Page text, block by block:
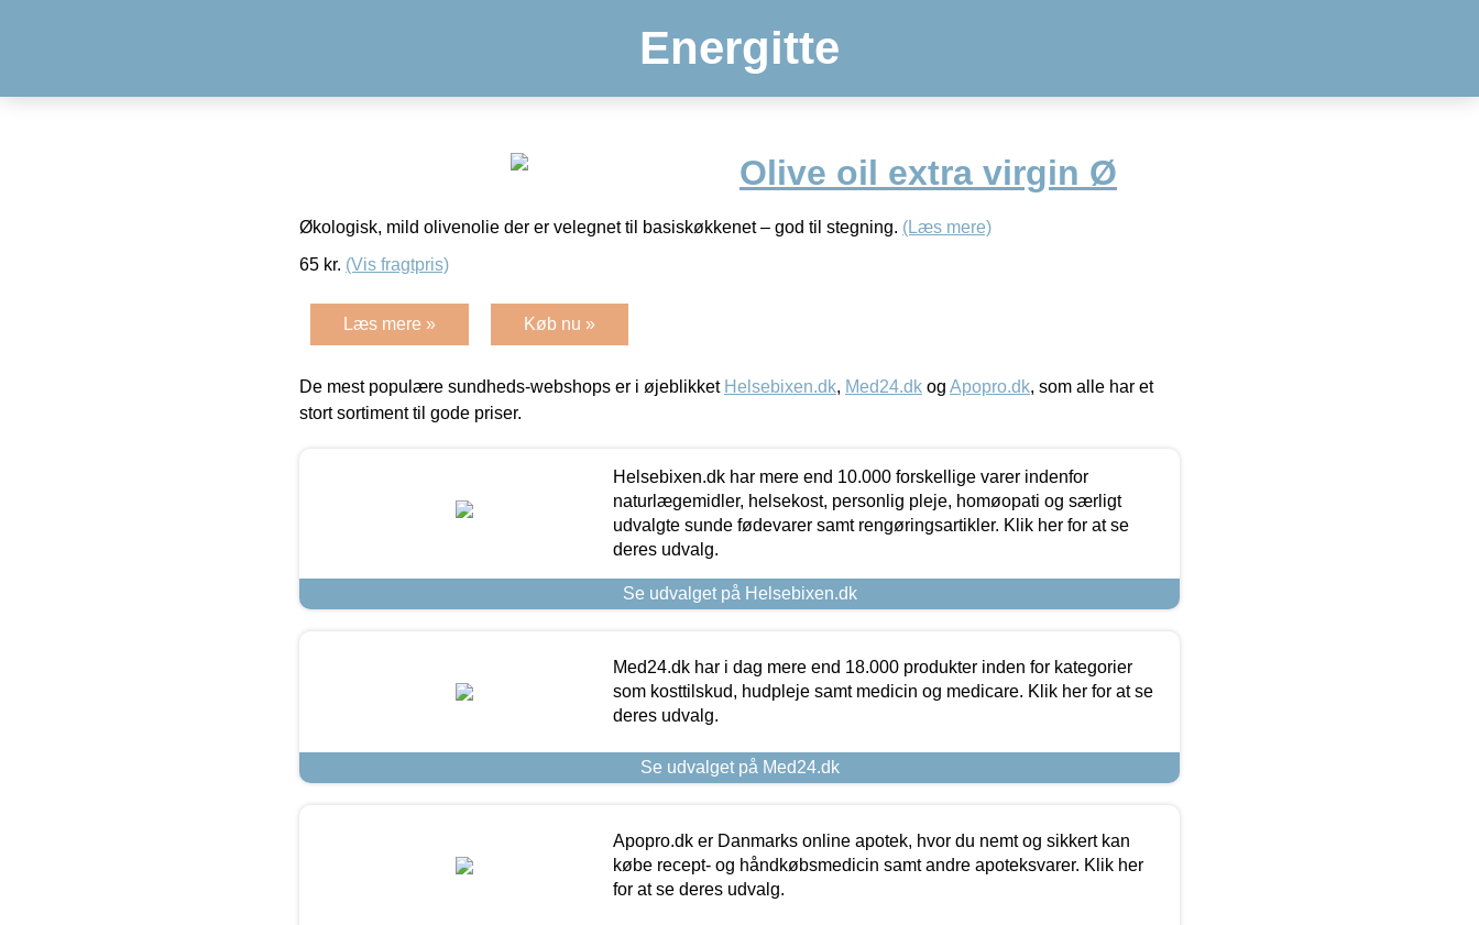
Energitte
Olive oil extra virgin Ø
Økologisk, mild olivenolie der er velegnet til basiskøkkenet – god til stegning. (Læs mere)
65 kr. (Vis fragtpris)
Læs mere » Køb nu »
De mest populære sundheds-webshops er i øjeblikket Helsebixen.dk, Med24.dk og Apopro.dk, som alle har et
stort sortiment til gode priser.
Helsebixen.dk har mere end 10.000 forskellige varer indenfor
naturlægemidler, helsekost, personlig pleje, homøopati og særligt
udvalgte sunde fødevarer samt rengøringsartikler. Klik her for at se
deres udvalg.
Se udvalget på Helsebixen.dk
Med24.dk har i dag mere end 18.000 produkter inden for kategorier
som kosttilskud, hudpleje samt medicin og medicare. Klik her for at se
deres udvalg.
Se udvalget på Med24.dk
Apopro.dk er Danmarks online apotek, hvor du nemt og sikkert kan
købe recept- og håndkøbsmedicin samt andre apoteksvarer. Klik her
for at se deres udvalg.